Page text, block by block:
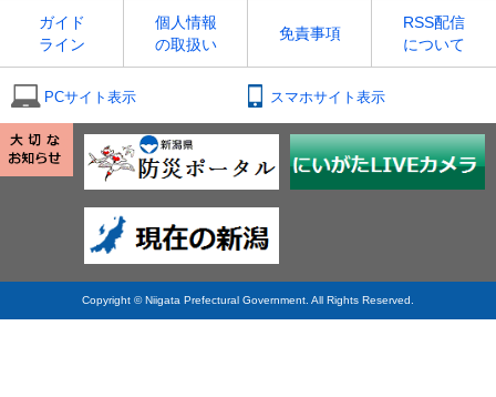
ガイド
ライン
個人情報
の取扱い
免責事項
RSS配信
について
PCサイト表示 スマホサイト表示
Copyright © Niigata Prefectural Government. All Rights Reserved.